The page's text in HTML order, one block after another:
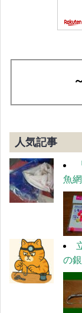
人気記事
魚
の